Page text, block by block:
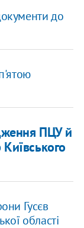
до
ПЦУ й
Гусєв
області